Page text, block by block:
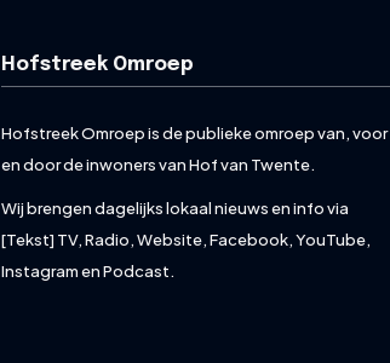
Hofstreek Omroep
Hofstreek Omroep is de publieke omroep van, voor
en door de inwoners van Hof van Twente.
Wij brengen dagelijks lokaal nieuws en info via
[Tekst] TV, Radio, Website, Facebook, YouTube,
Instagram en Podcast.